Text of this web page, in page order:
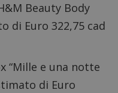
Beauty Body
di Euro 322,75 cad
“Mille e una notte
di Euro